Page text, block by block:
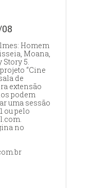
Homem
Moana,
5.
“Cine
de
extensão
podem
uma sessão
ou pelo
no